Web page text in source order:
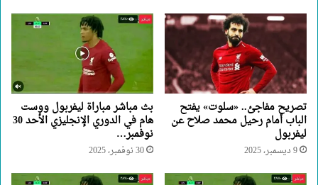
تصريح مفاجئ.. «سلوت» يفتح
الباب أمام رحيل محمد صلاح عن
ليفربول
9 ديسمبر، 2025
بث مباشر مباراة ليفربول ووست
هام في الدوري الإنجليزي الأحد 30
نوفمبر…
30 نوفمبر، 2025